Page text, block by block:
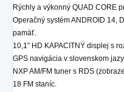
Rýchly a výkonný QUAD CORE
Operačný systém ANDROID 14,
pamäť.
10,1” HD KAPACITNÝ displej s
GPS navigácia v slovenskom
NXP AM/FM tuner s RDS
18 FM staníc.